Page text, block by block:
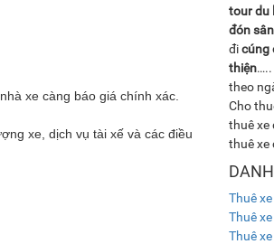
xe càng báo giá chính xác.
xe, dịch vụ tài xế và các điều
tour du
đón
đicúng
thiện…..
theo
Cho
thuê xe
thuê xe
Thuê
Thuê
Thuê